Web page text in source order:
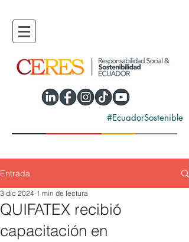
#EcuadorSostenible
Entrada
QUIFATEX recibió
capacitación en
3 dic 2024 1 min de lectura